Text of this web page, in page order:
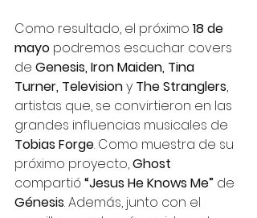
Como resultado, el próximo 18 de
mayo podremos escuchar covers
de Genesis, Iron Maiden, Tina
Turner, Television y The Stranglers,
artistas que, se convirtieron en las
grandes influencias musicales de
Tobias Forge. Como muestra de su
próximo proyecto, Ghost
compartió “Jesus He Knows Me” de
Génesis. Además, junto con el